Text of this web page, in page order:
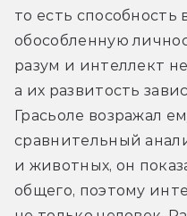
то есть
обособленную
разум и интеллект
а их развитость
Грасьоле возражал
сравнительный
и животных, он
общего, поэтому